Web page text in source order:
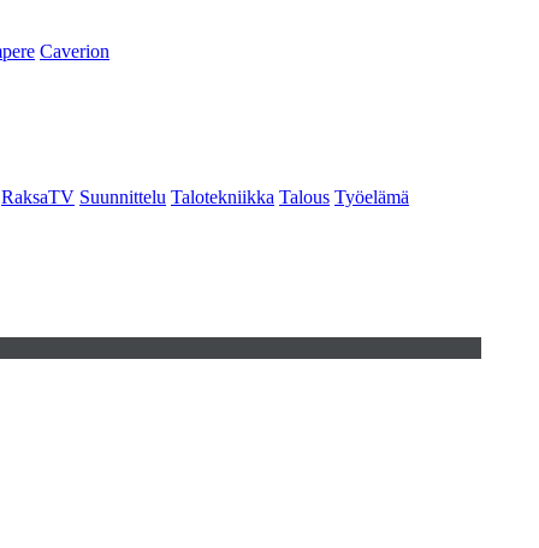
Caverion
RaksaTV Suunnittelu Talotekniikka Talous Työelämä